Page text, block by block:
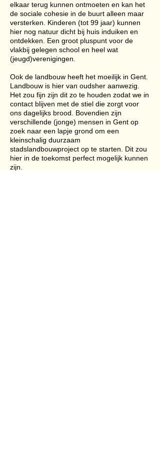
elkaar terug kunnen ontmoeten en kan het
de sociale cohesie in de buurt alleen maar
versterken. Kinderen (tot 99 jaar) kunnen
hier nog natuur dicht bij huis induiken en
ontdekken. Een groot pluspunt voor de
vlakbij gelegen school en heel wat
(jeugd)verenigingen.
Ook de landbouw heeft het moeilijk in Gent.
Landbouw is hier van oudsher aanwezig.
Het zou fijn zijn dit zo te houden zodat we in
contact blijven met de stiel die zorgt voor
ons dagelijks brood. Bovendien zijn
verschillende (jonge) mensen in Gent op
zoek naar een lapje grond om een
kleinschalig duurzaam
stadslandbouwproject op te starten. Dit zou
hier in de toekomst perfect mogelijk kunnen
zijn.